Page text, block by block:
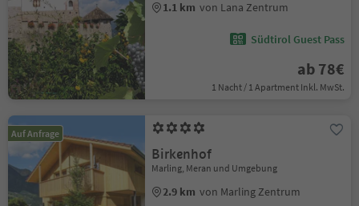
1.1 km von Lana Zentrum
Südtirol Guest Pass
ab 78€
1 Nacht / 1 Apartment Inkl. MwSt.
Auf Anfrage
Birkenhof
Marling, Meran und Umgebung
2.9 km von Marling Zentrum